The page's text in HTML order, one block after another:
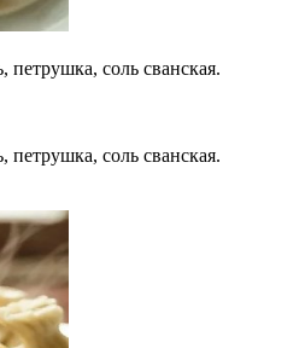
петрушка, соль сванская.
петрушка, соль сванская.